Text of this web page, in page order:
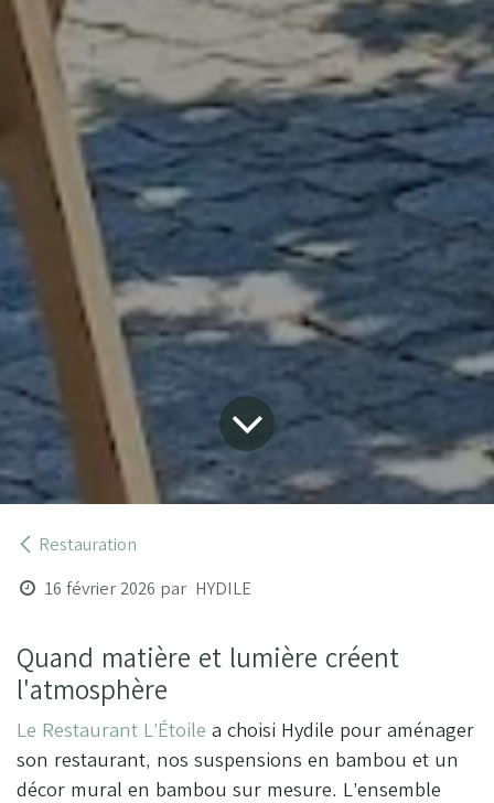
Restauration
16 février 2026 par HYDILE
Quand matière et lumière créent
l'atmosphère
Le Restaurant L’Étoile a choisi Hydile pour aménager
son restaurant, nos suspensions en bambou et un
décor mural en bambou sur mesure. L’ensemble